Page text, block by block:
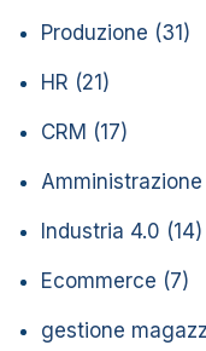
Produzione (31)
HR (21)
CRM (17)
Amministrazione
Industria 4.0 (14)
Ecommerce (7)
gestione